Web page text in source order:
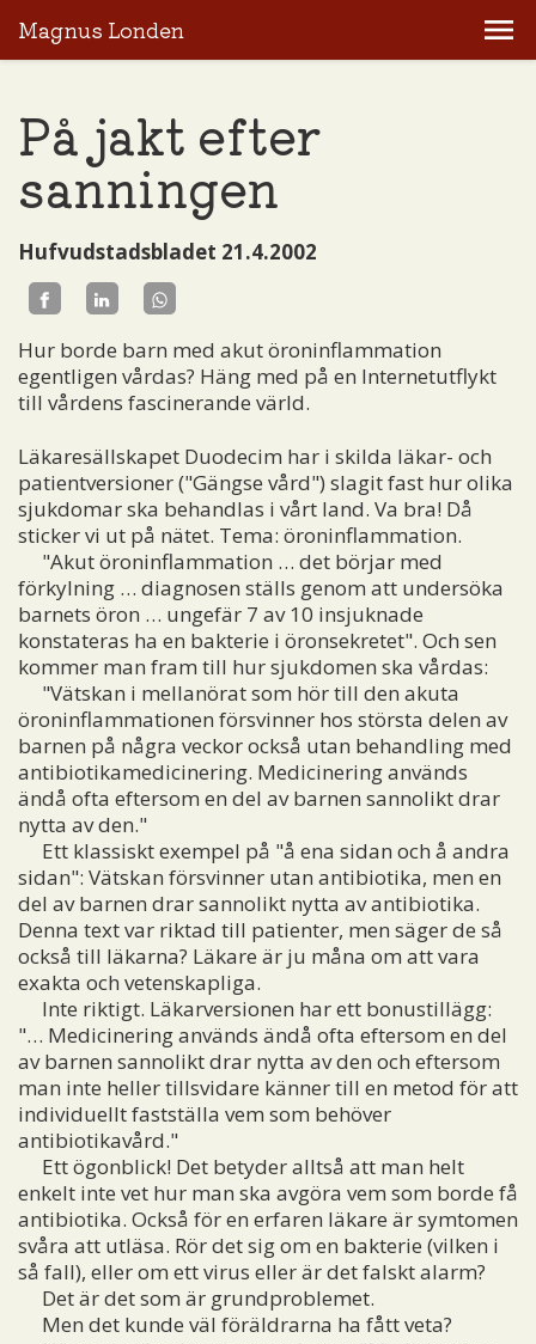
Magnus Londen
På jakt efter
sanningen
Hufvudstadsbladet 21.4.2002
Hur borde barn med akut öroninflammation
egentligen vårdas? Häng med på en Internetutflykt
till vårdens fascinerande värld.
Läkaresällskapet Duodecim har i skilda läkar- och
patientversioner ("Gängse vård") slagit fast hur olika
sjukdomar ska behandlas i vårt land. Va bra! Då
sticker vi ut på nätet. Tema: öroninflammation.
"Akut öroninflammation … det börjar med
förkylning … diagnosen ställs genom att undersöka
barnets öron … ungefär 7 av 10 insjuknade
konstateras ha en bakterie i öronsekretet". Och sen
kommer man fram till hur sjukdomen ska vårdas:
"Vätskan i mellanörat som hör till den akuta
öroninflammationen försvinner hos största delen av
barnen på några veckor också utan behandling med
antibiotikamedicinering. Medicinering används
ändå ofta eftersom en del av barnen sannolikt drar
nytta av den."
Ett klassiskt exempel på "å ena sidan och å andra
sidan": Vätskan försvinner utan antibiotika, men en
del av barnen drar sannolikt nytta av antibiotika.
Denna text var riktad till patienter, men säger de så
också till läkarna? Läkare är ju måna om att vara
exakta och vetenskapliga.
Inte riktigt. Läkarversionen har ett bonustillägg:
"… Medicinering används ändå ofta eftersom en del
av barnen sannolikt drar nytta av den och eftersom
man inte heller tillsvidare känner till en metod för att
individuellt fastställa vem som behöver
antibiotikavård."
Ett ögonblick! Det betyder alltså att man helt
enkelt inte vet hur man ska avgöra vem som borde få
antibiotika. Också för en erfaren läkare är symtomen
svåra att utläsa. Rör det sig om en bakterie (vilken i
så fall), eller om ett virus eller är det falskt alarm?
Det är det som är grundproblemet.
Men det kunde väl föräldrarna ha fått veta?